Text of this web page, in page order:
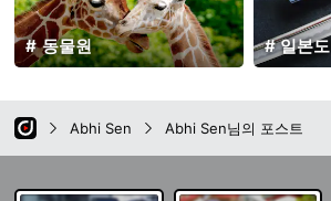
일본도
동물원
Abhi Sen Abhi Sen님의 포스트